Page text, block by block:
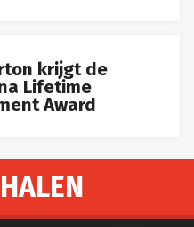
krijgt de
Lifetime
Award